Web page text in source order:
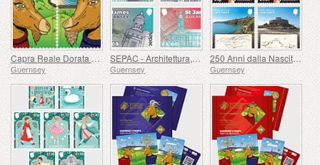
Capra Reale Dorata di Guernsey
Guernsey
SEPAC - Architettura, St James Guernsey
Guernsey
250 Anni dalla Nascita di J.M.W. Turner
Guernsey